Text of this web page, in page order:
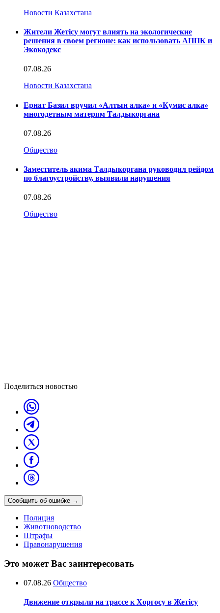
Новости Казахстана
Жители Жетісу могут влиять на экологические
решения в своем регионе: как использовать АППК и
Экокодекс
07.08.26
Новости Казахстана
Ернат Базил вручил «Алтын алка» и «Кумис алка»
многодетным матерям Талдыкоргана
07.08.26
Общество
Заместитель акима Талдыкоргана руководил рейдом
по благоустройству, выявили нарушения
07.08.26
Общество
Поделиться новостью
Сообщить об ошибке →
Полиция
Животноводство
Штрафы
Правонарушения
Это может Вас заинтересовать
07.08.26 Общество
Движение открыли на трассе к Хоргосу в Жетісу